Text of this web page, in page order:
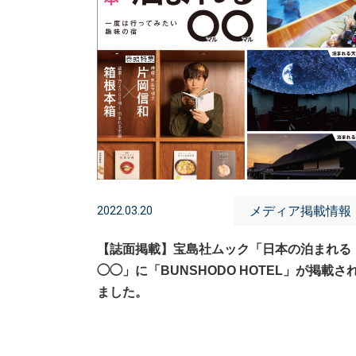
2022.03.20 メディア掲載情報
【誌面掲載】宝島社ムック「日本の泊まれる
◯◯」に「BUNSHODO HOTEL」が掲載さ
ました。